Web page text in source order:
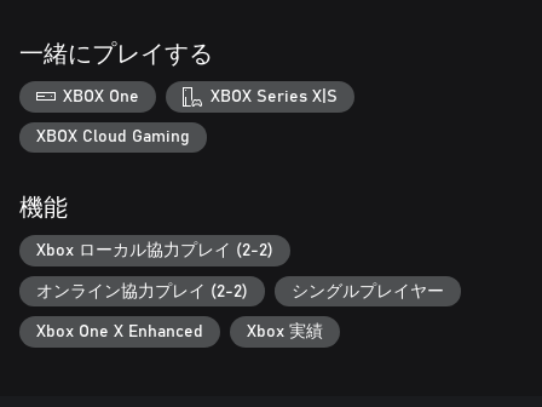
一緒にプレイする
XBOX One XBOX Series X|S
XBOX Cloud Gaming
機能
Xbox ローカル協力プレイ (2-2)
オンライン協力プレイ (2-2) シングルプレイヤー
Xbox One X Enhanced Xbox 実績